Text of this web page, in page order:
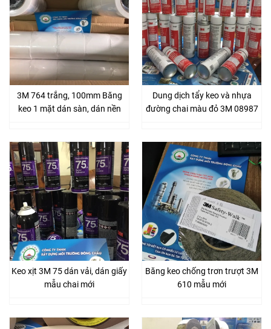
3M 764 trắng, 100mm Băng
keo 1 mặt dán sàn, dán nền
Dung dịch tẩy keo và nhựa
đường chai màu đỏ 3M 08987
Keo xịt 3M 75 dán vải, dán giấy
mẫu chai mới
Băng keo chống trơn trượt 3M
610 mẫu mới